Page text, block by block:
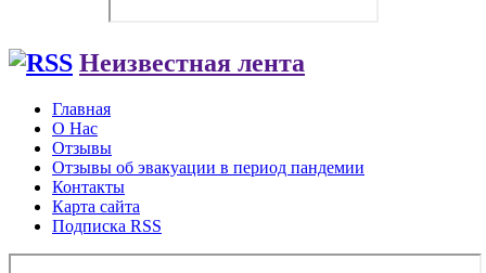
Неизвестная лента
Главная
О Нас
Отзывы
Отзывы об эвакуации в период пандемии
Контакты
Карта сайта
Подписка RSS